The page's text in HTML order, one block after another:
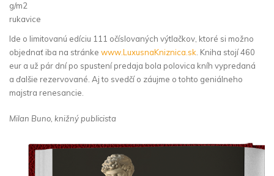
g/m2
rukavice
Ide o limitovanú edíciu 111 očíslovaných výtlačkov, ktoré si možno
objednať iba na stránke www.LuxusnaKniznica.sk . Kniha stojí 460
eur a už pár dní po spustení predaja bola polovica kníh vypredaná
a ďalšie rezervované. Aj to svedčí o záujme o tohto geniálneho
majstra renesancie.
Milan Buno, knižný publicista